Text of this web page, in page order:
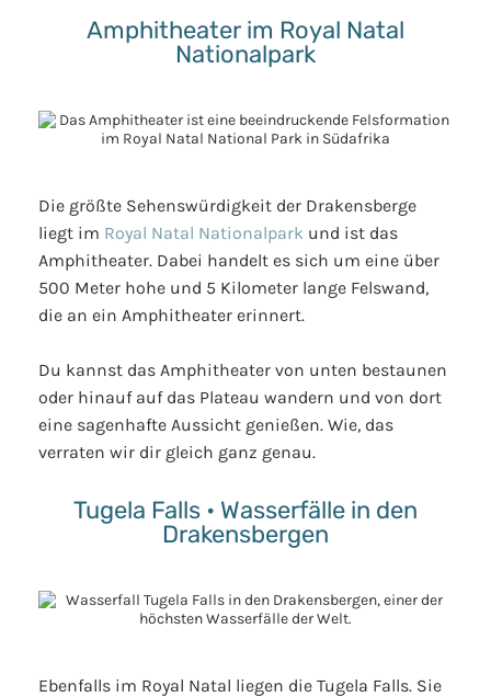
Amphitheater im Royal Natal
Nationalpark
Die größte Sehenswürdigkeit der Drakensberge
liegt im Royal Natal Nationalpark und ist das
Amphitheater. Dabei handelt es sich um eine über
500 Meter hohe und 5 Kilometer lange Felswand,
die an ein Amphitheater erinnert.
Du kannst das Amphitheater von unten bestaunen
oder hinauf auf das Plateau wandern und von dort
eine sagenhafte Aussicht genießen. Wie, das
verraten wir dir gleich ganz genau.
Tugela Falls • Wasserfälle in den
Drakensbergen
Ebenfalls im Royal Natal liegen die Tugela Falls. Sie